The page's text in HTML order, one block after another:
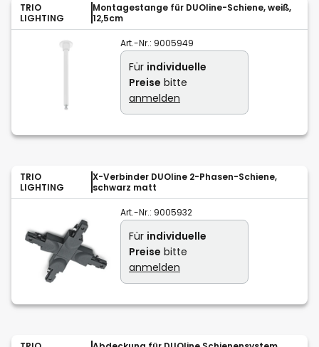
TRIO
LIGHTING
Montagestange für DUOline-Schiene, weiß,
12,5cm
Art.-Nr.: 9005949
Für individuelle
Preise bitte
anmelden
TRIO
LIGHTING
X-Verbinder DUOline 2-Phasen-Schiene,
schwarz matt
Art.-Nr.: 9005932
Für individuelle
Preise bitte
anmelden